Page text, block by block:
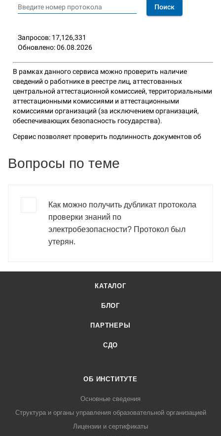
Вопросы по теме
Как можно получить дубликат протокола
проверки знаний по
электробезопасности? Протокол был
утерян.
КАТАЛОГ
БЛОГ
ПАРТНЕРЫ
СДО
ОБ ИНСТИТУТЕ
Основные сведения
Структура и органы управления образовательной организацией
Лицензии и сертификаты